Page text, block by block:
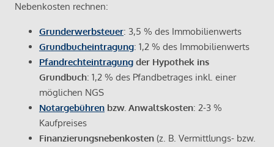
Nebenkosten rechnen:
Grunderwerbsteuer: 3,5 % des Immobilienwerts
Grundbucheintragung: 1,2 % des Immobilienwerts
Pfandrechteintragung der Hypothek ins
Grundbuch: 1,2 % des Pfandbetrages inkl. einer
möglichen NGS
Notargebühren bzw. Anwaltskosten: 2-3 %
Kaufpreises
Finanzierungsnebenkosten (z. B. Vermittlungs- bzw.